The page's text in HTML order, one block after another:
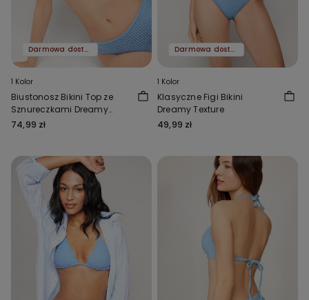
Darmowa dostawa
1 Kolor
Biustonosz Bikini Top ze
Sznureczkami Dreamy
Texture
74,99 zł
Darmowa dostawa
1 Kolor
Klasyczne Figi Bikini
Dreamy Texture
49,99 zł